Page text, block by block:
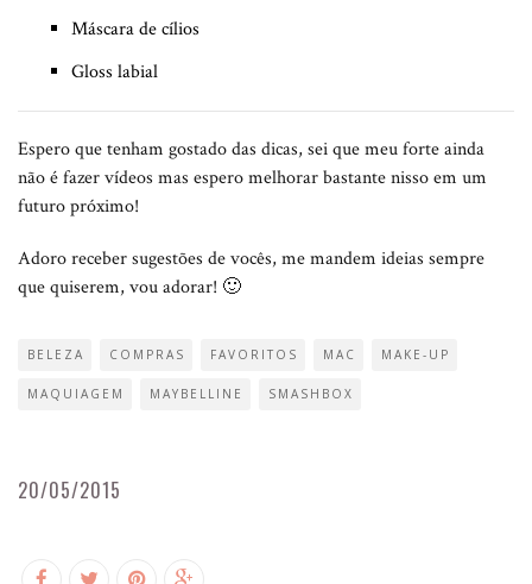
Máscara de cílios
Gloss labial
Espero que tenham gostado das dicas, sei que meu forte ainda
não é fazer vídeos mas espero melhorar bastante nisso em um
futuro próximo!
Adoro receber sugestões de vocês, me mandem ideias sempre
que quiserem, vou adorar! 🙂
BELEZA COMPRAS FAVORITOS MAC MAKE-UP
MAQUIAGEM MAYBELLINE SMASHBOX
20/05/2015